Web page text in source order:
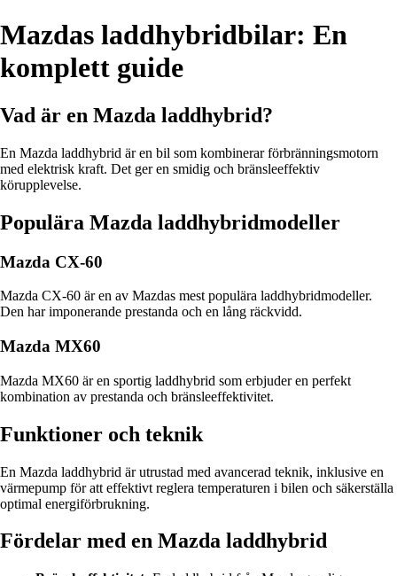
Mazdas laddhybridbilar: En
komplett guide
Vad är en Mazda laddhybrid?
En Mazda laddhybrid är en bil som kombinerar förbränningsmotorn
med elektrisk kraft. Det ger en smidig och bränsleeffektiv
körupplevelse.
Populära Mazda laddhybridmodeller
Mazda CX-60
Mazda CX-60 är en av Mazdas mest populära laddhybridmodeller.
Den har imponerande prestanda och en lång räckvidd.
Mazda MX60
Mazda MX60 är en sportig laddhybrid som erbjuder en perfekt
kombination av prestanda och bränsleeffektivitet.
Funktioner och teknik
En Mazda laddhybrid är utrustad med avancerad teknik, inklusive en
värmepump för att effektivt reglera temperaturen i bilen och säkerställa
optimal energiförbrukning.
Fördelar med en Mazda laddhybrid